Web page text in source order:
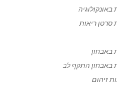
סרטן ריאות
באבחון
באבחון התקף לב
זיהום